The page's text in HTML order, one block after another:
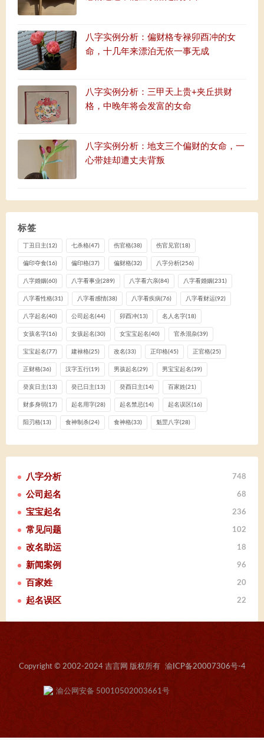
八字实例分析：偏财格专禄卯酉冲的女
命，十几年来漂泊无依一事无成
八字实例分析：三甲天上贵+夹丘拱财
格，中晚年将会发富的女命
八字实例分析：地支三个偏财的女命，一
心带娃却遭丈夫背叛
标签
丁丑日主(12) 七杀格(47) 伤官格(38) 伤官见官(18)
偏印夺食(16) 偏印格(37) 偏财格(32) 八字分析(256)
八字婚姻(60) 八字看事业(289) 八字看六亲(84) 八字看婚姻(231)
八字看性格(31) 八字看感情(38) 八字看疾病(76) 八字看财运(92)
八字起名(40) 公司起名(44) 卯酉冲(13) 名人名字(18)
女孩名字(16) 女孩起名(30) 女宝宝起名(40) 官杀混杂(39)
宝宝起名(77) 建禄格(25) 改名(33) 正印格(45) 正官格(25)
正财格(36) 汉字五行(19) 男孩起名(29) 男宝宝起名(39)
癸亥日主(13) 癸已日主(13) 癸酉日主(14) 百家姓(21)
财多身弱(17) 起名用字(28) 起名禁忌(14) 起名误区(16)
阳刃格(13) 食神制杀(24) 食神格(33) 魁罡八字(28)
八字分析 748
公司起名 68
宝宝起名 236
常见问题 102
改名助运 18
新闻案例 96
百家姓 20
起名误区 22
Copyright © 2002-2024 吉言网 版权所有 渝ICP备20007306号-4
渝公网安备 50010502003661号